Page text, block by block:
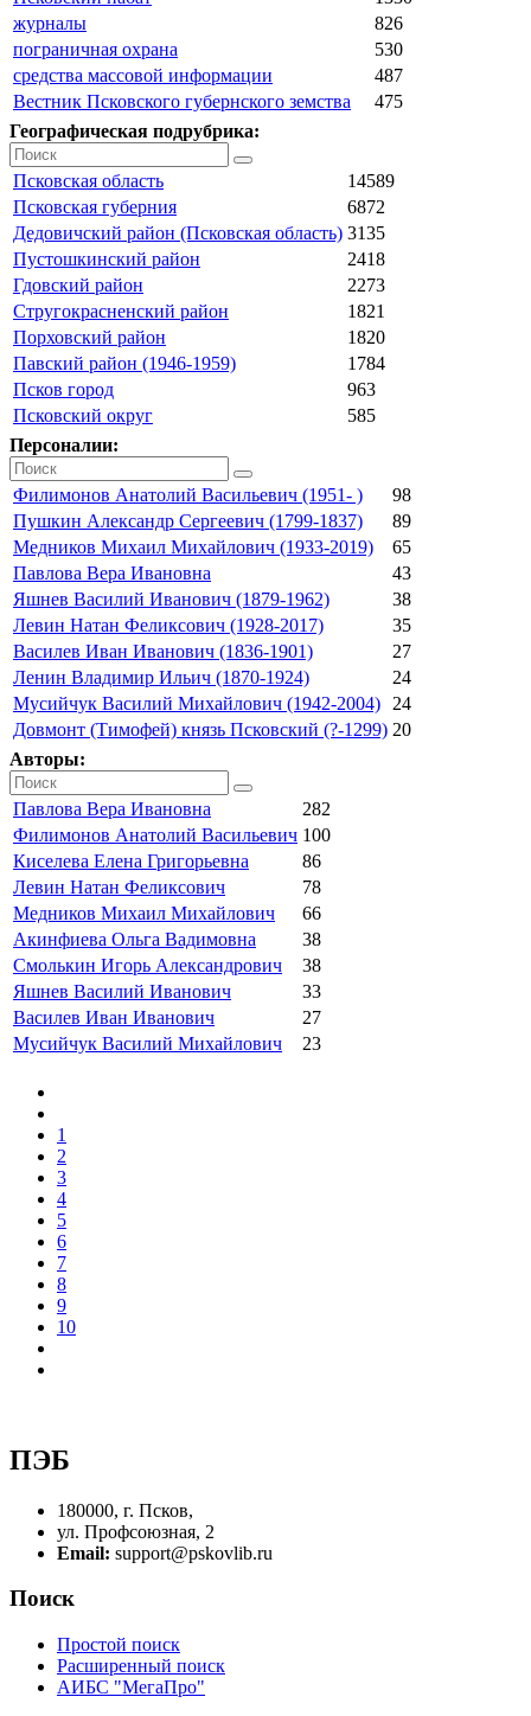
журналы
826
пограничная охрана
530
средства массовой информации
487
Вестник Псковского губернского земства
475
Географическая подрубрика:
Псковская область
14589
Псковская губерния
6872
Дедовичский район (Псковская область) 3135
Пустошкинский район
2418
Гдовский район
2273
Стругокрасненский район
1821
Порховский район
1820
Павский район (1946-1959)
1784
Псков город
963
Псковский округ
585
Персоналии:
Филимонов Анатолий Васильевич (1951- )
98
Пушкин Александр Сергеевич (1799-1837)
89
Медников Михаил Михайлович (1933-2019)
65
Павлова Вера Ивановна
43
Яшнев Василий Иванович (1879-1962)
38
Левин Натан Феликсович (1928-2017)
35
Василев Иван Иванович (1836-1901)
27
Ленин Владимир Ильич (1870-1924)
24
Мусийчук Василий Михайлович (1942-2004)
24
Довмонт (Тимофей) князь Псковский (?-1299) 20
Авторы:
Павлова Вера Ивановна
282
Филимонов Анатолий Васильевич 100
Киселева Елена Григорьевна
86
Левин Натан Феликсович
78
Медников Михаил Михайлович
66
Акинфиева Ольга Вадимовна
38
Смолькин Игорь Александрович
38
Яшнев Василий Иванович
33
Василев Иван Иванович
27
Мусийчук Василий Михайлович
23
1
2
3
4
5
6
7
8
9
10
ПЭБ
180000, г. Псков,
ул. Профсоюзная, 2
Email: support@pskovlib.ru
Поиск
Простой поиск
Расширенный поиск
АИБС "МегаПро"